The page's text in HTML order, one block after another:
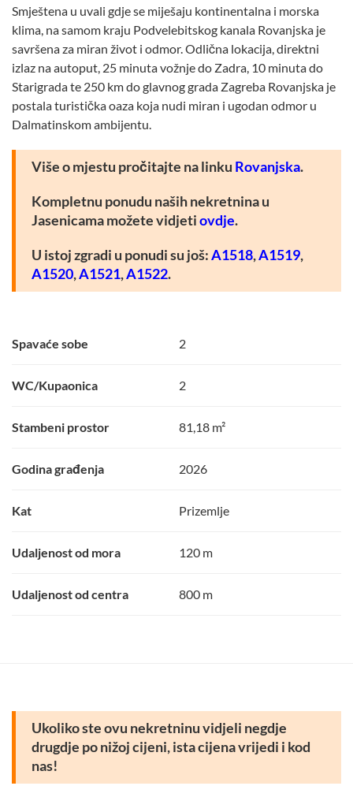
Smještena u uvali gdje se miješaju kontinentalna i morska
klima, na samom kraju Podvelebitskog kanala Rovanjska je
savršena za miran život i odmor. Odlična lokacija, direktni
izlaz na autoput, 25 minuta vožnje do Zadra, 10 minuta do
Starigrada te 250 km do glavnog grada Zagreba Rovanjska je
postala turistička oaza koja nudi miran i ugodan odmor u
Dalmatinskom ambijentu.
Više o mjestu pročitajte na linku Rovanjska.
Kompletnu ponudu naših nekretnina u
Jasenicama možete vidjetiovdje.
U istoj zgradi u ponudi su još:A1518,A1519,
A1520,A1521,A1522.
Spavaće sobe 2
WC/Kupaonica 2
Stambeni prostor 81,18 m²
Godina građenja 2026
Kat Prizemlje
Udaljenost od mora 120 m
Udaljenost od centra 800 m
Ukoliko ste ovu nekretninu vidjeli negdje
drugdje po nižoj cijeni, ista cijena vrijedi i kod
nas!